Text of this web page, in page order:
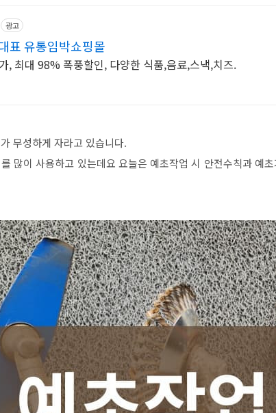
광고
표 유통임박쇼핑몰
, 최대 98% 폭풍할인, 다양한 식품,음료,스낵,치즈.
무성하게 자라고 있습니다.
많이 사용하고 있는데요 요늘은 예초작업 시 안전수칙과 예